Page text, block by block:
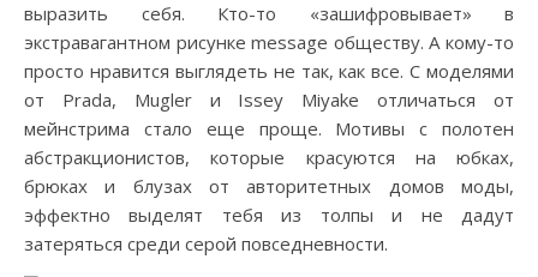
выразить себя. Кто-то «зашифровывает» в
экстравагантном рисунке message обществу. А кому-то
просто нравится выглядеть не так, как все. С моделями
от Prada, Mugler и Issey Miyake отличаться от
мейнстрима стало еще проще. Мотивы с полотен
абстракционистов, которые красуются на юбках,
брюках и блузах от авторитетных домов моды,
эффектно выделят тебя из толпы и не дадут
затеряться среди серой повседневности.